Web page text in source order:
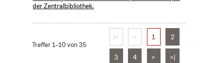
der Zentralbibliothek.
Treffer 1–10 von 35
|< < 1 2
3 4 > >|